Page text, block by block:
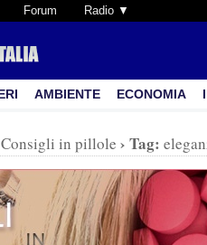
Forum Radio ▼
AMBIENTE ECONOMIA
Consigli in pillole › Tag: